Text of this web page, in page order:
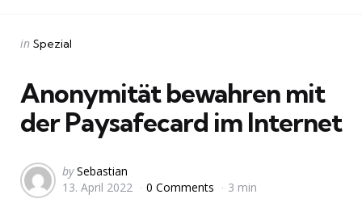
Categories
Posted
in Spezial
Anonymität bewahren mit
der Paysafecard im Internet
Posted
by
by Sebastian
13. April 2022
0 Comments 3 min